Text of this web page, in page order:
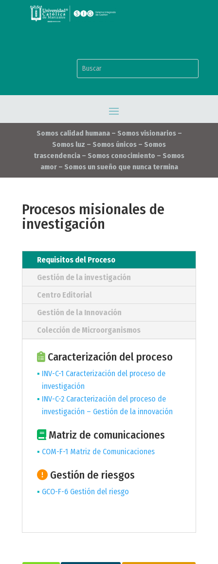
Somos calidad humana – Somos visionarios –
Somos luz – Somos únicos – Somos
trascendencia – Somos conocimiento – Somos
amor – Somos un sueño que nunca termina
Procesos misionales de
investigación
Requisitos del Proceso
Gestión de la investigación
Centro Editorial
Gestión de la Innovación
Colección de Microorganismos
Caracterización del proceso
INV-C-1 Caracterización del proceso de
investigación
INV-C-2 Caracterización del proceso de
investigación – Gestión de la innovación
Matriz de comunicaciones
COM-F-1 Matriz de Comunicaciones
Gestión de riesgos
GCO-F-6 Gestión del riesgo